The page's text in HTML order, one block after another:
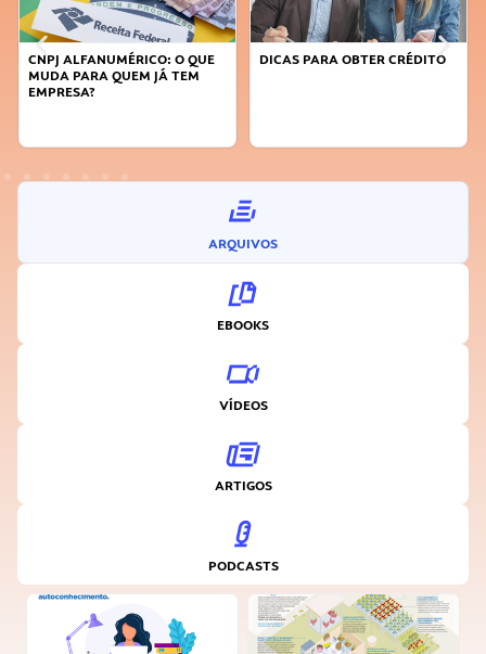
CNPJ ALFANUMÉRICO: O QUE
MUDA PARA QUEM JÁ TEM
EMPRESA?
DICAS PARA OBTER CRÉDITO
ARQUIVOS
EBOOKS
VÍDEOS
ARTIGOS
PODCASTS